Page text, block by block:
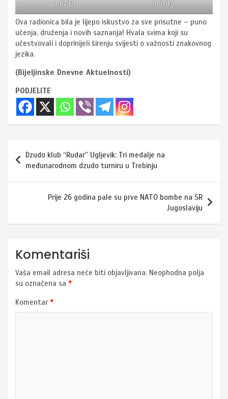
u riziku
u riziku
Ova radionica bila je lijepo iskustvo za sve prisutne – puno
učenja, druženja i novih saznanja! Hvala svima koji su
učestvovali i doprinijeli širenju svijesti o važnosti znakovnog
jezika.
(Bijeljinske Dnevne Aktuelnosti)
PODJELITE
Navigacija
članaka
Dzudo klub “Rudar” Ugljevik: Tri medalje na
međunarodnom dzudo turniru u Trebinju
Prije 26 godina pale su prve NATO bombe na SR
Jugoslaviju
Komentariši
Vaša email adresa neće biti objavljivana. Neophodna polja
su označena sa *
Komentar *